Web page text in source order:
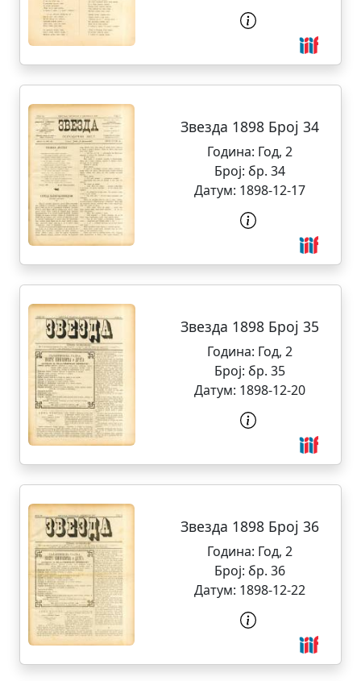
Звезда 1898 Број 34
Година: Год, 2
Број: бр. 34
Датум: 1898-12-17
Звезда 1898 Број 35
Година: Год, 2
Број: бр. 35
Датум: 1898-12-20
Звезда 1898 Број 36
Година: Год, 2
Број: бр. 36
Датум: 1898-12-22